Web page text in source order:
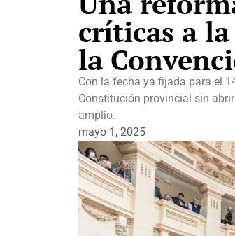
críticas a
la
Con la fecha ya fijada para el
Constitución provincial sin
amplio.
mayo 1, 2025